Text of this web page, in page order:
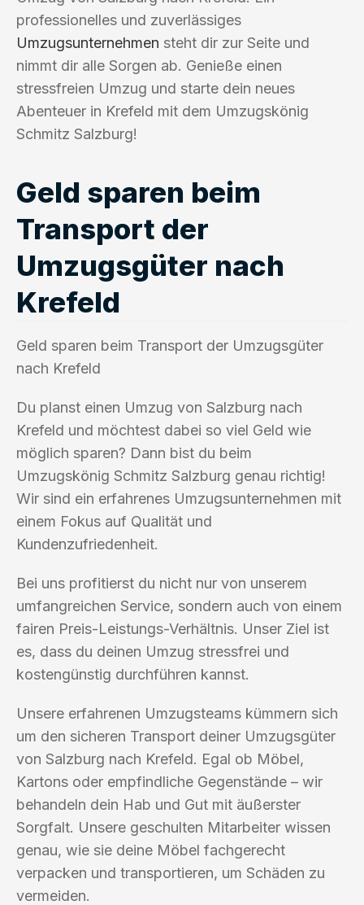
professionelles und zuverlässiges
Umzugsunternehmen steht dir zur Seite und
nimmt dir alle Sorgen ab. Genieße einen
stressfreien Umzug und starte dein neues
Abenteuer in Krefeld mit dem Umzugskönig
Schmitz Salzburg!
Geld sparen beim
Transport der
Umzugsgüter nach
Krefeld
Geld sparen beim Transport der Umzugsgüter
nach Krefeld
Du planst einen Umzug von Salzburg nach
Krefeld und möchtest dabei so viel Geld wie
möglich sparen? Dann bist du beim
Umzugskönig Schmitz Salzburg genau richtig!
Wir sind ein erfahrenes Umzugsunternehmen mit
einem Fokus auf Qualität und
Kundenzufriedenheit.
Bei uns profitierst du nicht nur von unserem
umfangreichen Service, sondern auch von einem
fairen Preis-Leistungs-Verhältnis. Unser Ziel ist
es, dass du deinen Umzug stressfrei und
kostengünstig durchführen kannst.
Unsere erfahrenen Umzugsteams kümmern sich
um den sicheren Transport deiner Umzugsgüter
von Salzburg nach Krefeld. Egal ob Möbel,
Kartons oder empfindliche Gegenstände – wir
behandeln dein Hab und Gut mit äußerster
Sorgfalt. Unsere geschulten Mitarbeiter wissen
genau, wie sie deine Möbel fachgerecht
verpacken und transportieren, um Schäden zu
vermeiden.